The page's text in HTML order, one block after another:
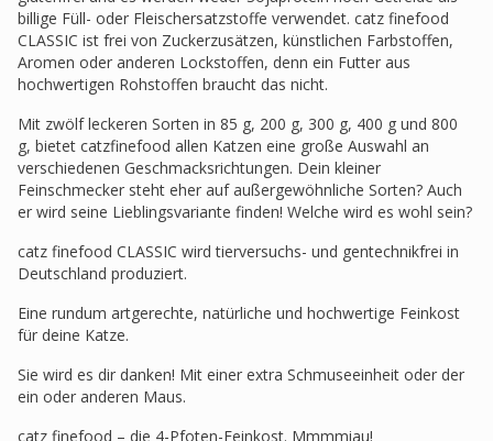
billige Füll- oder Fleischersatzstoffe verwendet. catz finefood
CLASSIC ist frei von Zuckerzusätzen, künstlichen Farbstoffen,
Aromen oder anderen Lockstoffen, denn ein Futter aus
hochwertigen Rohstoffen braucht das nicht.
Mit zwölf leckeren Sorten in 85 g, 200 g, 300 g, 400 g und 800
g, bietet catzfinefood allen Katzen eine große Auswahl an
verschiedenen Geschmacksrichtungen. Dein kleiner
Feinschmecker steht eher auf außergewöhnliche Sorten? Auch
er wird seine Lieblingsvariante finden! Welche wird es wohl sein?
catz finefood CLASSIC wird tierversuchs- und gentechnikfrei in
Deutschland produziert.
Eine rundum artgerechte, natürliche und hochwertige Feinkost
für deine Katze.
Sie wird es dir danken! Mit einer extra Schmuseeinheit oder der
ein oder anderen Maus.
catz finefood – die 4-Pfoten-Feinkost. Mmmmiau!